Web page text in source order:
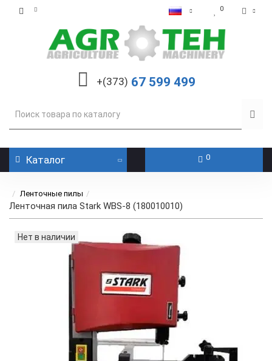
0
+(373) 67 599 499
Каталог 0
Ленточные пилы
Ленточная пила Stark WBS-8 (180010010)
Нет в наличии